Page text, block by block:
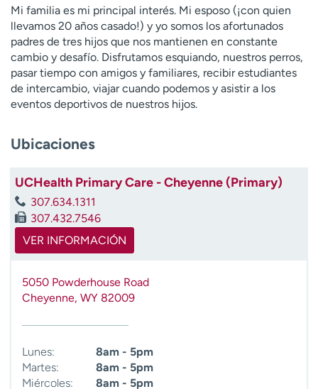
o
n
t
r
a
r
Mi familia es mi principal interés. Mi esposo (¡con quien
llevamos 20 años casado!) y yo somos los afortunados
padres de tres hijos que nos mantienen en constante
cambio y desafío. Disfrutamos esquiando, nuestros perros,
pasar tiempo con amigos y familiares, recibir estudiantes
de intercambio, viajar cuando podemos y asistir a los
eventos deportivos de nuestros hijos.
Ubicaciones
UCHealth Primary Care - Cheyenne (Primary)
307.634.1311
307.432.7546
VER INFORMACIÓN
5050 Powderhouse Road
Cheyenne, WY 82009
Lunes:
8am - 5pm
Martes:
8am - 5pm
Miércoles:
8am - 5pm